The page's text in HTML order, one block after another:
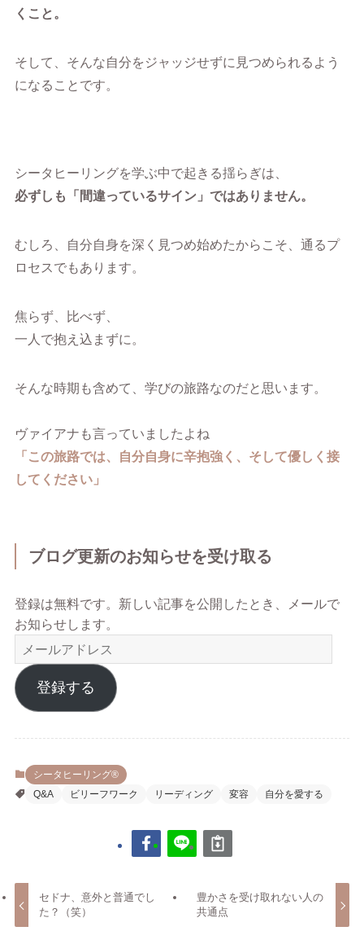
くこと。
そして、そんな自分をジャッジせずに見つめられるよう
になることです。
シータヒーリングを学ぶ中で起きる揺らぎは、
必ずしも「間違っているサイン」ではありません。
むしろ、自分自身を深く見つめ始めたからこそ、通るプ
ロセスでもあります。
焦らず、比べず、
一人で抱え込まずに。
そんな時期も含めて、学びの旅路なのだと思います。
ヴァイアナも言っていましたよね
「この旅路では、自分自身に辛抱強く、そして優しく接
してください」
ブログ更新のお知らせを受け取る
登録は無料です。新しい記事を公開したとき、メールで
お知らせします。
ー
ル
ア
ス
登録する
シータヒーリング®
Q&A
ビリーフワーク リーディング 変容 自分を愛する
セドナ、意外と普通でし
た？（笑）
豊かさを受け取れない人の
共通点